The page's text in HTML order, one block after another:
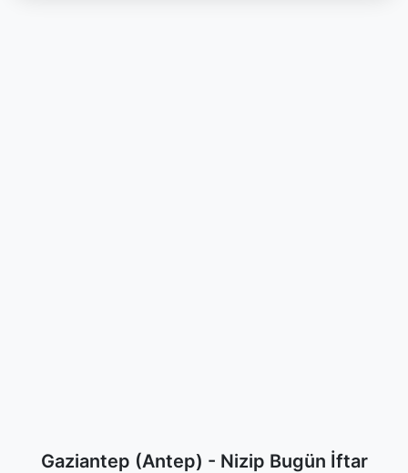
Gaziantep (Antep) - Nizip Bugün İftar